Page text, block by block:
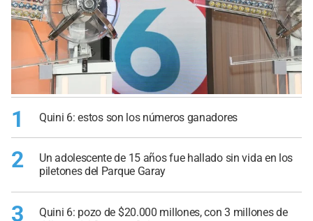
1 Quini 6: estos son los números ganadores
2
Un adolescente de 15 años fue hallado sin vida en los
piletones del Parque Garay
3
Quini 6: pozo de $20.000 millones, con 3 millones de